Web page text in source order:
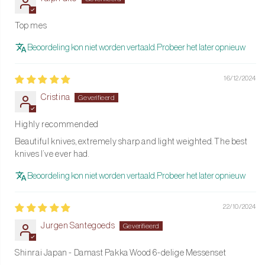
snijden.
Juiste ondergrond
van het lemmet te beschermen.
Klaar om jouw culinaire prestaties naar een hoger niveau te tillen?
Bestel dan nu de Shinrai Damast Pakka Wood Messenset +
MessenblokRobur en ervaar de perfecte combinatie van traditie,
luxe en functionaliteit!
Top mes
Beoordeling kon niet worden vertaald. Probeer het later opnieuw
16/12/2024
Cristina
Highly recommended
Beautiful knives, extremely sharp and light weighted. The best
knives I’ve ever had.
Beoordeling kon niet worden vertaald. Probeer het later opnieuw
22/10/2024
Jurgen Santegoeds
Shinrai Japan - Damast Pakka Wood 6-delige Messenset